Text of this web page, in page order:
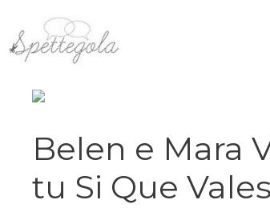
contenuto
Belen e Mara
tu Si Que Vales